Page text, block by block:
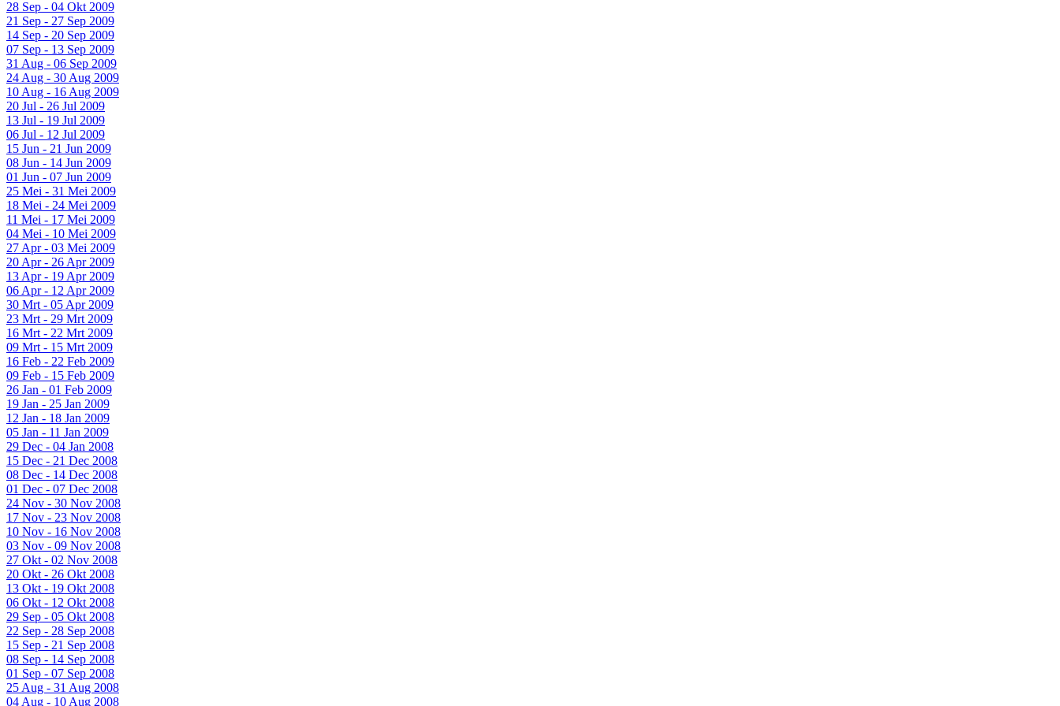
28 Sep - 04 Okt 2009
21 Sep - 27 Sep 2009
14 Sep - 20 Sep 2009
07 Sep - 13 Sep 2009
31 Aug - 06 Sep 2009
24 Aug - 30 Aug 2009
10 Aug - 16 Aug 2009
20 Jul - 26 Jul 2009
13 Jul - 19 Jul 2009
06 Jul - 12 Jul 2009
15 Jun - 21 Jun 2009
08 Jun - 14 Jun 2009
01 Jun - 07 Jun 2009
25 Mei - 31 Mei 2009
18 Mei - 24 Mei 2009
11 Mei - 17 Mei 2009
04 Mei - 10 Mei 2009
27 Apr - 03 Mei 2009
20 Apr - 26 Apr 2009
13 Apr - 19 Apr 2009
06 Apr - 12 Apr 2009
30 Mrt - 05 Apr 2009
23 Mrt - 29 Mrt 2009
16 Mrt - 22 Mrt 2009
09 Mrt - 15 Mrt 2009
16 Feb - 22 Feb 2009
09 Feb - 15 Feb 2009
26 Jan - 01 Feb 2009
19 Jan - 25 Jan 2009
12 Jan - 18 Jan 2009
05 Jan - 11 Jan 2009
29 Dec - 04 Jan 2008
15 Dec - 21 Dec 2008
08 Dec - 14 Dec 2008
01 Dec - 07 Dec 2008
24 Nov - 30 Nov 2008
17 Nov - 23 Nov 2008
10 Nov - 16 Nov 2008
03 Nov - 09 Nov 2008
27 Okt - 02 Nov 2008
20 Okt - 26 Okt 2008
13 Okt - 19 Okt 2008
06 Okt - 12 Okt 2008
29 Sep - 05 Okt 2008
22 Sep - 28 Sep 2008
15 Sep - 21 Sep 2008
08 Sep - 14 Sep 2008
01 Sep - 07 Sep 2008
25 Aug - 31 Aug 2008
04 Aug - 10 Aug 2008